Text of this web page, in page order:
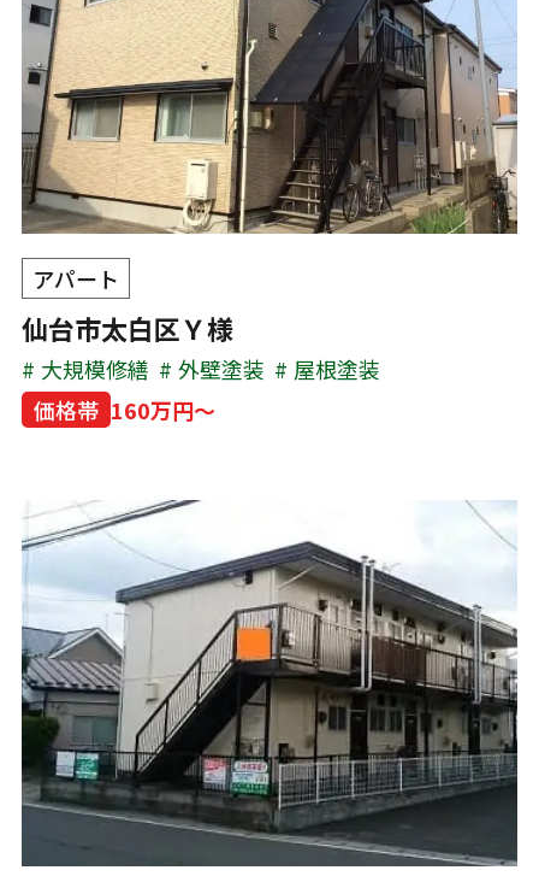
アパート
仙台市太白区Ｙ様
大規模修繕 外壁塗装
屋根塗装
価格帯 160万円～